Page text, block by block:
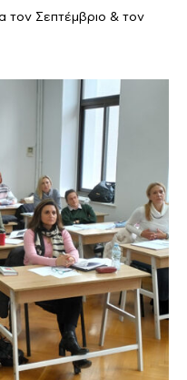
τον Σεπτέμβριο & τον